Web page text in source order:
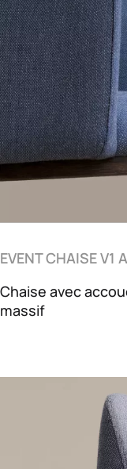
EVENT CHAISE V1
Chaise avec
massif